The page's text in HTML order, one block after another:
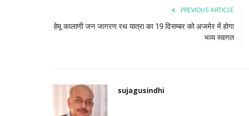
PREVIOUS ARTICLE
हेमू कालाणी जन जागरण रथ यात्रा का 19 दिसम्बर को अजमेर में होगा
भव्य स्वागत
sujagusindhi